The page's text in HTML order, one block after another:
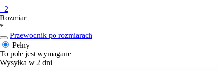
+2
Rozmiar
*
Przewodnik po rozmiarach
Pełny
To pole jest wymagane
Wysyłka w 2 dni